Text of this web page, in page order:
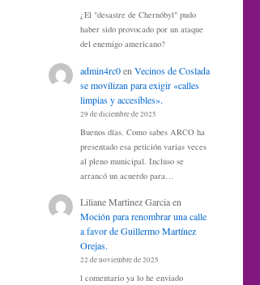
¿El "desastre de Chernóbyl" pudo
haber sido provocado por un ataque
del enemigo americano?
admin4rc0en Vecinos de Coslada
se movilizan para exigir «calles
limpias y accesibles».
29 de diciembre de 2025
Buenos días. Como sabes ARCO ha
presentado esa petición varias veces
al pleno municipal. Incluso se
arrancó un acuerdo para…
Liliane Martinez Garciaen
Moción para renombrar una calle
a favor de Guillermo Martínez
Orejas.
22 de noviembre de 2025
l comentario ya lo he enviado